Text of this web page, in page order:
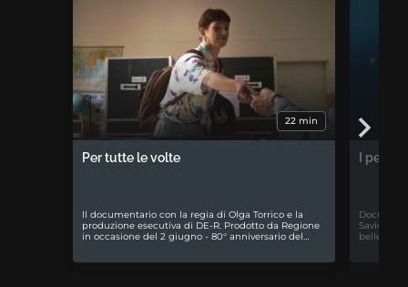
22 min
Per tutte le volte
ll documentario con la regia di Olga Torrico e la
produzione esecutiva di DE-R. Prodotto da Regione
in occasione del 2 giugno - 80° anniversario del…
I
Savio. La
bellezza